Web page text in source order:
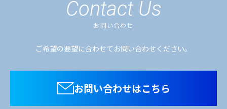
小型スイッチャのみ標準搭載 モ
ジュール構造のため機能削減可能中
型、大型スイッチャはオプション
出力系統数
2K：2K解像度出力×8系統max.
Contact Us
お問い合わせ
ご希望の要望に合わせてお問い合わせください。
お問い合わせはこちら